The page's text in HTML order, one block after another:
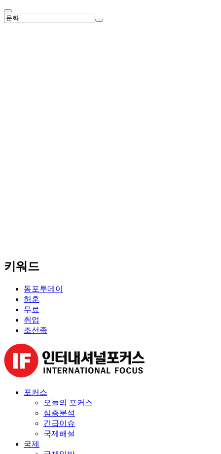
키워드
동포투데이
허훈
무료
취업
조선족
포커스
오늘의 포커스
심층분석
긴급이슈
국제해설
국제